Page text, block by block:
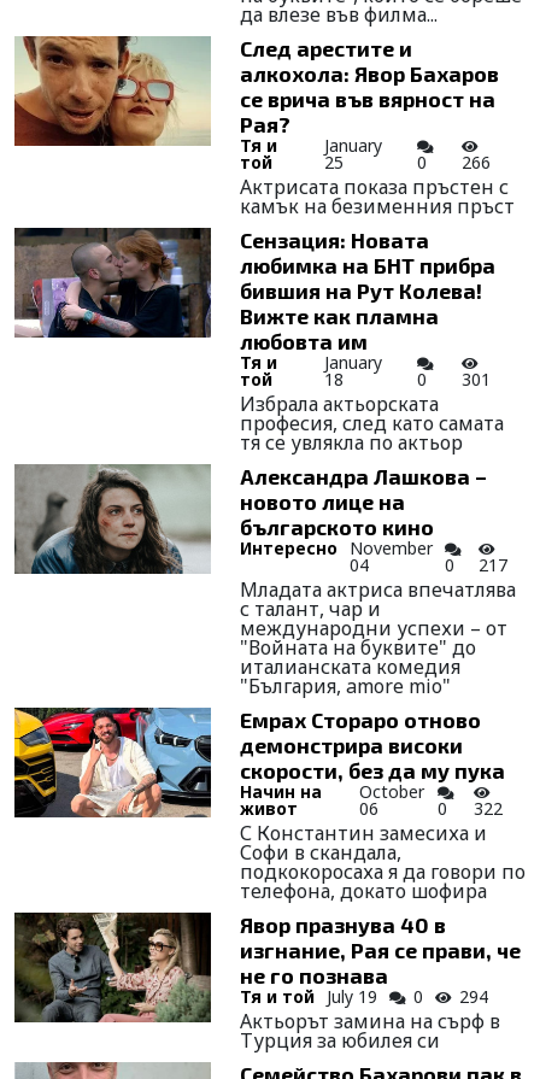
да влезе във филма...
След арестите и
алкохола: Явор Бахаров
се врича във вярност на
Рая?
Тя и
той
January
25 0 266
Актрисата показа пръстен с
камък на безименния пръст
Сензация: Новата
любимка на БНТ прибра
бившия на Рут Колева!
Вижте как пламна
любовта им
Тя и
той
January
18 0 301
Избрала актьорската
професия, след като самата
тя се увлякла по актьор
Александра Лашкова –
новото лице на
българското кино
Интересно November
04 0 217
Младата актриса впечатлява
с талант, чар и
международни успехи – от
"Войната на буквите" до
италианската комедия
"България, amore mio"
Емрах Стораро отново
демонстрира високи
скорости, без да му пука
Начин на
живот
October
06 0 322
С Константин замесиха и
Софи в скандала,
подкокоросаха я да говори по
телефона, докато шофира
Явор празнува 40 в
изгнание, Рая се прави, че
не го познава
Тя и той July 19 0 294
Актьорът замина на сърф в
Турция за юбилея си